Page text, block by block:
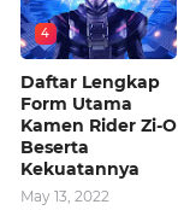
4
Daftar Lengkap
Form Utama
Kamen Rider Zi-O
Beserta
Kekuatannya
May 13, 2022